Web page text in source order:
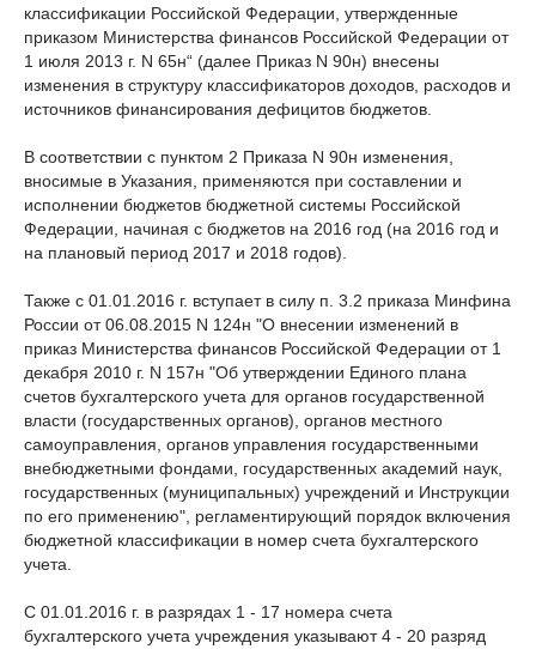
классификации Российской Федерации, утвержденные
приказом Министерства финансов Российской Федерации от
1 июля 2013 г. N 65н“ (далее Приказ N 90н) внесены
изменения в структуру классификаторов доходов, расходов и
источников финансирования дефицитов бюджетов.
В соответствии с пунктом 2 Приказа N 90н изменения,
вносимые в Указания, применяются при составлении и
исполнении бюджетов бюджетной системы Российской
Федерации, начиная с бюджетов на 2016 год (на 2016 год и
на плановый период 2017 и 2018 годов).
Также с 01.01.2016 г. вступает в силу п. 3.2 приказа Минфина
России от 06.08.2015 N 124н "О внесении изменений в
приказ Министерства финансов Российской Федерации от 1
декабря 2010 г. N 157н "Об утверждении Единого плана
счетов бухгалтерского учета для органов государственной
власти (государственных органов), органов местного
самоуправления, органов управления государственными
внебюджетными фондами, государственных академий наук,
государственных (муниципальных) учреждений и Инструкции
по его применению", регламентирующий порядок включения
бюджетной классификации в номер счета бухгалтерского
учета.
С 01.01.2016 г. в разрядах 1 - 17 номера счета
бухгалтерского учета учреждения указывают 4 - 20 разряд